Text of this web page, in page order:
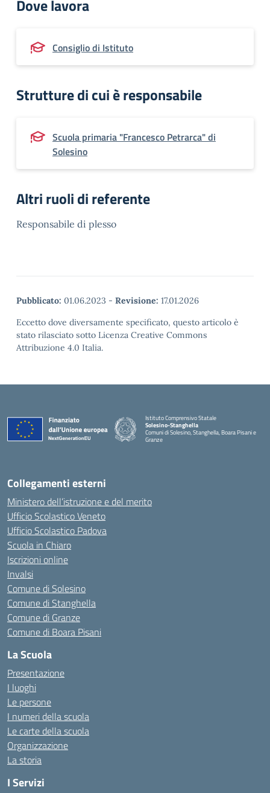
Dove lavora
Consiglio di Istituto
Strutture di cui è responsabile
Scuola primaria "Francesco Petrarca" di
Solesino
Altri ruoli di referente
Responsabile di plesso
Pubblicato: 01.06.2023 - Revisione: 17.01.2026
Eccetto dove diversamente specificato, questo articolo è
stato rilasciato sotto Licenza Creative Commons
Attribuzione 4.0 Italia.
Istituto Comprensivo Statale
Solesino-Stanghella
Comuni di Solesino, Stanghella, Boara Pisani e
Granze
Collegamenti esterni
Ministero dell’istruzione e del merito
Ufficio Scolastico Veneto
Ufficio Scolastico Padova
Scuola in Chiaro
Iscrizioni online
Invalsi
Comune di Solesino
Comune di Stanghella
Comune di Granze
Comune di Boara Pisani
La Scuola
Presentazione
I luoghi
Le persone
I numeri della scuola
Le carte della scuola
Organizzazione
La storia
I Servizi